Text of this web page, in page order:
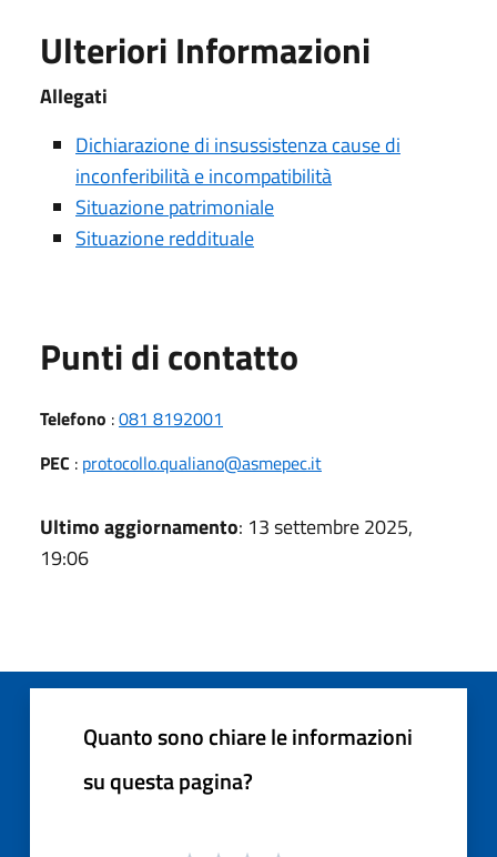
Ulteriori Informazioni
Allegati
Dichiarazione di insussistenza cause di
inconferibilità e incompatibilità
Situazione patrimoniale
Situazione reddituale
Punti di contatto
Telefono :081 8192001
PEC : protocollo.qualiano@asmepec.it
Ultimo aggiornamento: 13 settembre 2025,
19:06
Quanto sono chiare le informazioni
su questa pagina?